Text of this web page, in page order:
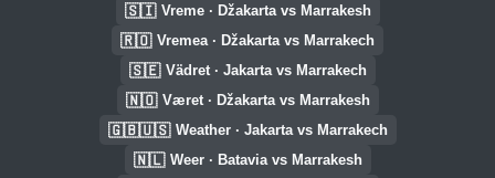
🇸🇮 Vreme · Džakarta vs Marrakesh
🇷🇴 Vremea · Džakarta vs Marrakech
🇸🇪 Vädret · Jakarta vs Marrakech
🇳🇴 Været · Džakarta vs Marrakesh
🇬🇧🇺🇸 Weather · Jakarta vs Marrakech
🇳🇱 Weer · Batavia vs Marrakesh